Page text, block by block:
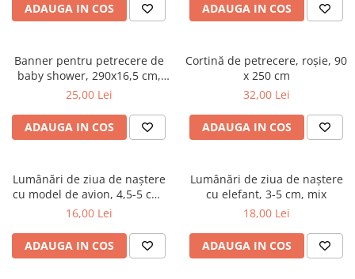
ADAUGA IN COS ADAUGA IN COS
Banner pentru petrecere de
baby shower, 290x16,5 cm,
roz deschis
25,00 Lei
ADAUGA IN COS
Cortină de petrecere, roșie, 90
x 250 cm
32,00 Lei
ADAUGA IN COS
Lumânări de ziua de naștere
cu model de avion, 4,5-5 cm,
mix
16,00 Lei
ADAUGA IN COS
Lumânări de ziua de naștere
cu elefant, 3-5 cm, mix
18,00 Lei
ADAUGA IN COS